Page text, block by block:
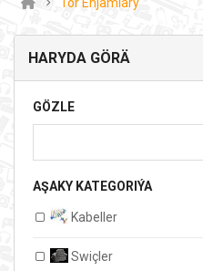
HARYDA GÖRÄ
GÖZLE
AŞAKY KATEGORIÝA
Kabeller
Swiçler
Noutbuk Samsung
Ammardaky sany: